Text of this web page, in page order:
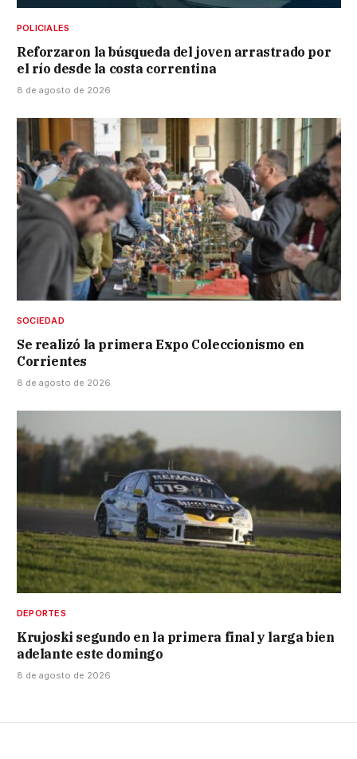
POLICIALES
Reforzaron la búsqueda del joven arrastrado por
el río desde la costa correntina
8 de agosto de 2026
SOCIEDAD
Se realizó la primera Expo Coleccionismo en
Corrientes
8 de agosto de 2026
DEPORTES
Krujoski segundo en la primera final y larga bien
adelante este domingo
8 de agosto de 2026